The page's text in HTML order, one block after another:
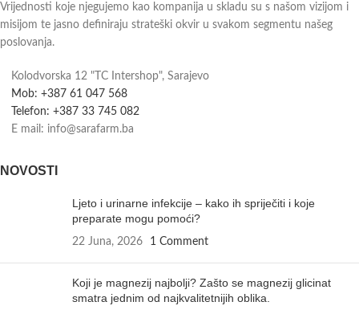
Vrijednosti koje njegujemo kao kompanija u skladu su s našom vizijom i
misijom te jasno definiraju strateški okvir u svakom segmentu našeg
poslovanja.
Kolodvorska 12 "TC Intershop", Sarajevo
Mob: +387 61 047 568
Telefon: +387 33 745 082
E mail: info@sarafarm.ba
NOVOSTI
Ljeto i urinarne infekcije – kako ih spriječiti i koje
preparate mogu pomoći?
22 Juna, 2026 1 Comment
Koji je magnezij najbolji? Zašto se magnezij glicinat
smatra jednim od najkvalitetnijih oblika.